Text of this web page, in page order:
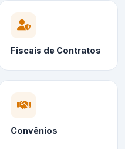
Fiscais de Contratos
Convênios